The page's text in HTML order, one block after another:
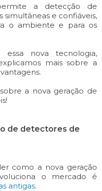
a detecção de
simultâneas e confiáveis,
o ambiente e para os
nova tecnologia,
mais sobre a
a nova geração de
de detectores de
como a nova geração
o mercado é
antigas.